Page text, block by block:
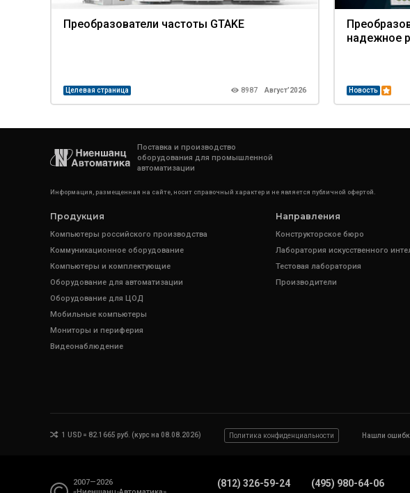
Преобразователи частоты GTAKE
Целевая страница 8987 Август’2026
надежное
Новость
Поставка и производство
оборудования для промышленной
автоматизации
Информация, размещенная на сайте, носит справочный характер и не является публичной офертой.
Продукция
Компьютеры российского производства
Коммуникационное оборудование
Компьютеры и комплектующие
Оборудование для автоматизации
Оборудование для ЦОД
Мобильные компьютеры
Мониторы и периферия
Видеонаблюдение
Направления
Конструкторское бюро
Лаборатория искусственного
Тестовая лаборатория
Производители
1 USD = 82.1665 руб. (курс на 08.08.2026) Политика конфиденциальности Нашли
2007—2026
(812) 326-59-24 (495) 980-64-06